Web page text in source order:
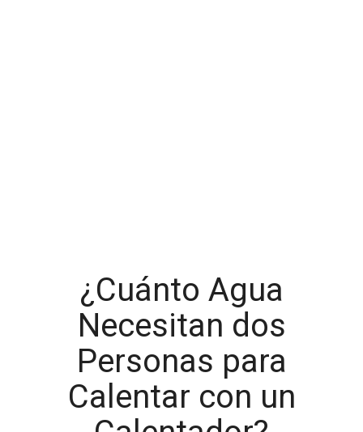
¿Cuánto Agua
Necesitan dos
Personas para
Calentar con un